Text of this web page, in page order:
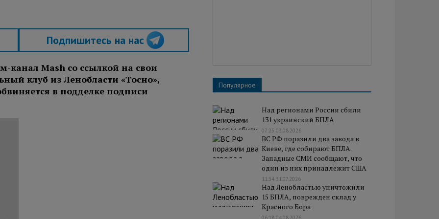
Подпишитесь на нас
канал Mash со ссылкой на свои
клуб из Ленобласти «Тосно»,
в подделке подписи
Популярное
Над регионами России сбили
131 украинский БПЛА
07:25 03.08.2026
ВС РФ поразили два завода в
Киеве, где собирают БПЛА.
Западные СМИ сообщают, что
один из них принадлежит США
11:34 31.07.2026
Над Ленобластью уничтожили
15 БПЛА, поврежден склад у
Красного Бора
06:18 04.08.2026